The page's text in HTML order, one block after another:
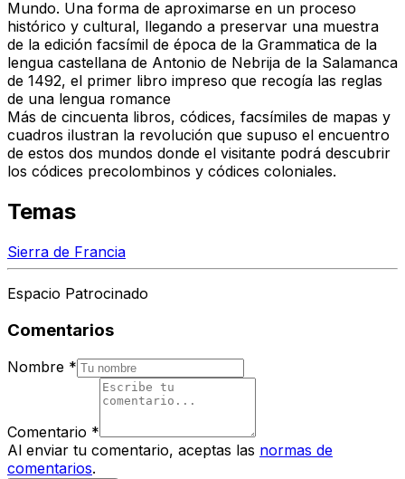
Mundo. Una forma de aproximarse en un proceso
histórico y cultural, llegando a preservar una muestra
de la edición facsímil de época de la Grammatica de la
lengua castellana de Antonio de Nebrija de la Salamanca
de 1492, el primer libro impreso que recogía las reglas
de una lengua romance
Más de cincuenta libros, códices, facsímiles de mapas y
cuadros ilustran la revolución que supuso el encuentro
de estos dos mundos donde el visitante podrá descubrir
los códices precolombinos y códices coloniales.
Temas
Sierra de Francia
Espacio Patrocinado
Comentarios
Nombre *
Comentario *
Al enviar tu comentario, aceptas las normas de
comentarios.